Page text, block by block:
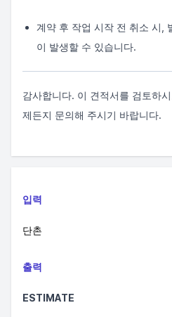
계약 후 작업 시작 전 취소 시,
이 발생할 수 있습니다.
감사합니다. 이 견적서를 검토하
제든지 문의해 주시기 바랍니다.
입력
단촌
출력
ESTIMATE